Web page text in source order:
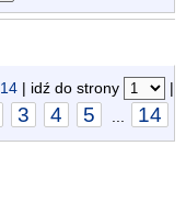
14 | idź do strony |
3 4 5 ... 14